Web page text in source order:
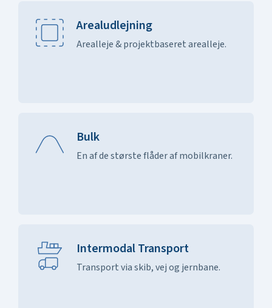
Arealudlejning
Arealleje & projektbaseret arealleje.
Bulk
En af de største flåder af mobilkraner.
Intermodal Transport
Transport via skib, vej og jernbane.